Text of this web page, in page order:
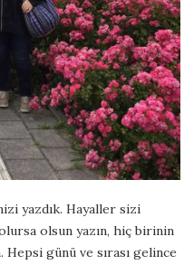
yazdık. Hayaller sizi
olsun yazın, hiç birinin
günü ve sırası gelince